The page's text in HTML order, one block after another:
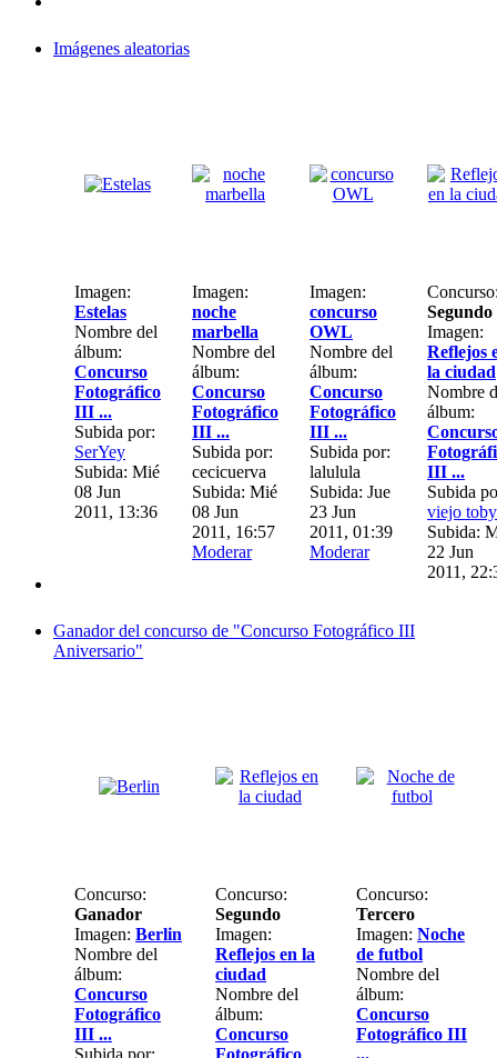
Imágenes aleatorias
Imagen:
Estelas
Nombre del
álbum:
Concurso
Fotográfico
III ...
Subida por:
SerYey
Subida: Mié
08 Jun
2011, 13:36
Imagen:
noche
marbella
Nombre del
álbum:
Concurso
Fotográfico
III ...
Subida por:
cecicuerva
Subida: Mié
08 Jun
2011, 16:57
Moderar
Imagen:
concurso
OWL
Nombre del
álbum:
Concurso
Fotográfico
III ...
Subida por:
lalulula
Subida: Jue
23 Jun
2011, 01:39
Moderar
Segundo
Imagen:
Reflejos
la ciudad
Nombre
álbum:
III ...
Subida
viejo toby
Subida:
22 Jun
2011,
Ganador del concurso de "Concurso Fotográfico III
Aniversario"
Concurso:
Ganador
Imagen: Berlin
Nombre del
álbum:
Concurso
Fotográfico
III ...
Subida por:
Concurso:
Segundo
Imagen:
Reflejos en la
ciudad
Nombre del
álbum:
Concurso
Fotográfico
Concurso:
Tercero
Imagen: Noche
de futbol
Nombre del
álbum:
Concurso
Fotográfico III
...